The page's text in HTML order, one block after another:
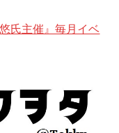
氏主催』毎月イベ